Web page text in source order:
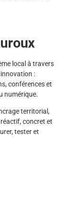
local à travers
:
conférences et
numérique.
territorial,
concret et
tester et